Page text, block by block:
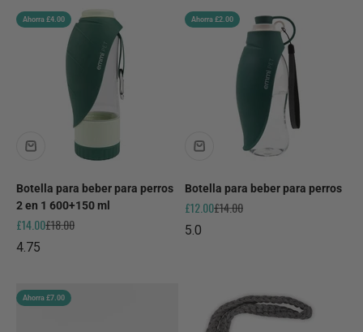
Ahorra £4.00
Botella para beber para perros
2 en 1 600+150 ml
Precio de oferta
£14.00Precio normal
£18.00
4.75
Ahorra £2.00
Botella para beber para perros
Precio de oferta
£12.00Precio normal
£14.00
5.0
Ahorra £7.00